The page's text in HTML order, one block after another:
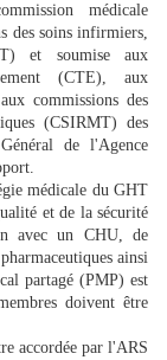
médicale
des soins infirmiers,
et soumise aux
(CTE), aux
commissions des
(CSIRMT) des
de l'Agence
médicale du GHT
et de la sécurité
avec un CHU, de
ainsi
partagé (PMP) est
doivent être
accordée par l'ARS